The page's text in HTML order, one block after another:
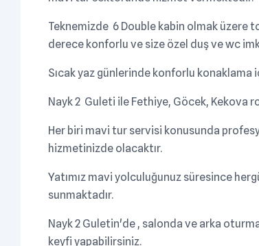
Teknemizde 6 Double kabin olmak üzere
derece konforlu ve size özel duş ve wc
Sıcak yaz günlerinde konforlu
Nayk 2 Guleti ile Fethiye, Göcek, Kekova
Her biri mavi tur servisi konusunda
hizmetinizde olacaktır.
Yatımız mavi yolculuğunuz süresince
sunmaktadır.
Nayk 2 Guletin'de , salonda ve arka
keyfi yapabilirsiniz.